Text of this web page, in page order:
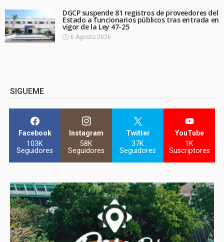
DGCP suspende 81 registros de proveedores del
Estado a funcionarios públicos tras entrada en
vigor de la Ley 47-25
6 Agosto 2026
SIGUEME
Facebook
103K
Seguidores
Instagram
58K
Seguidores
Twitter
37K
Seguidores
YouTube
1K
Suscriptores